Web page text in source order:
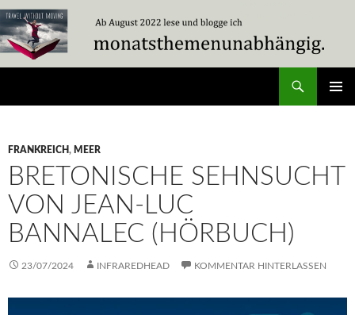
Zum
Inhalt
springen
FRANKREICH, MEER
BRETONISCHE SEHNSUCHT
VON JEAN-LUC
BANNALEC (HÖRBUCH)
23/07/2024 INFRAREDHEAD KOMMENTAR HINTERLASSEN